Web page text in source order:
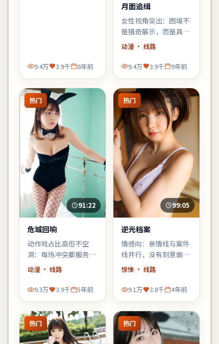
9.4万 3.9千 8年前
月面追缉
女性视角突出：困境不
是猎奇展示，而是具体
而微的生存策略；结尾
不落俗套，余味偏冷。
动漫 · 线路
9.4万 3.9千 9年前
热门
91:22
危城回响
动作戏占比高但不空
洞：每场冲突都服务于
人物弧光，郭帆擅长的
群像调度在此片依然
稳。
动漫· 线路
9.3万 3.9千 5年前
热门
99:05
逆光档案
情感向：亲情线与案件
线并行，没有刻意煽
情，却在车站告别那场
惊悚 · 线路
9.1万 3.8千 4年前
热门 热门